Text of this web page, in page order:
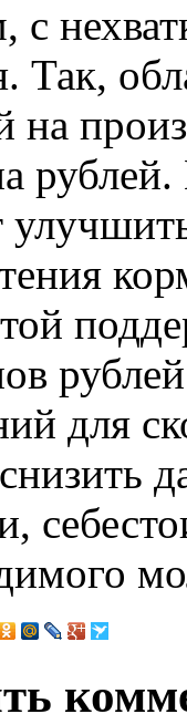
с
Так,
на
рублей.
для